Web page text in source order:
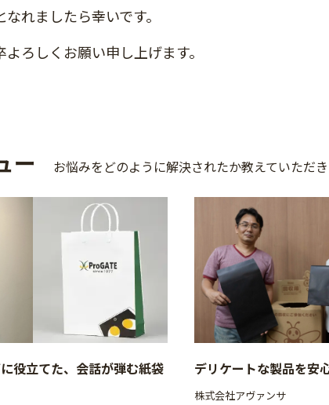
れましたら幸いです。
ろしくお願い申し上げます。
ー お悩みをどのように解決されたか教えていただき
役立てた、会話が弾む紙袋 デリケートな製品を安
株式会社アヴァンサ